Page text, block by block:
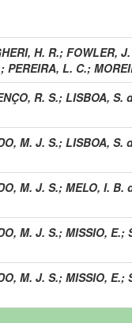
H. R.; FOWLER,
; PEREIRA, L. C.;
R. S.; LISBOA, S.
M. J. S.; LISBOA, S.
M. J. S.; MELO, I. B.
M. J. S.; MISSIO, E.;
M. J. S.; MISSIO, E.;